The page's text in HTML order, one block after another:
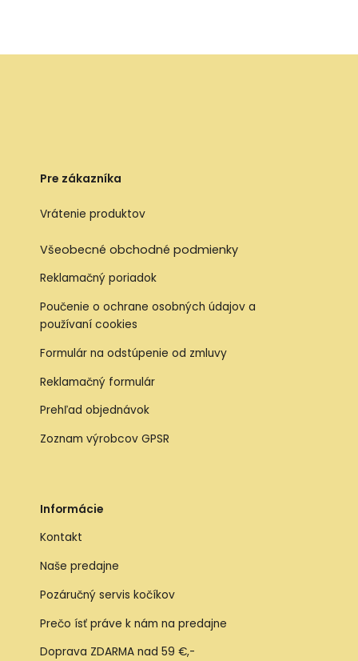
Pre zákazníka
Vrátenie produktov
Všeobecné obchodné podmienky
Reklamačný poriadok
Poučenie o ochrane osobných údajov a
používaní cookies
Formulár na odstúpenie od zmluvy
Reklamačný formulár
Prehľad objednávok
Zoznam výrobcov GPSR
Informácie
Kontakt
Naše predajne
Pozáručný servis kočíkov
Prečo ísť práve k nám na predajne
Doprava ZDARMA nad 59 €,-